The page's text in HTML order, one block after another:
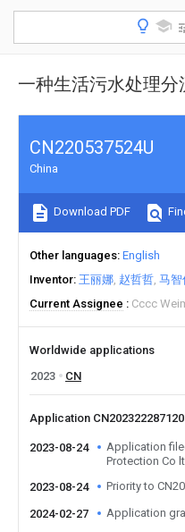
一种生活污水处理分
CN220537524U
China
Download PDF
Other languages English
Inventor 王丽娜 赵哲哲 马智
Current Assignee
Cccc
Worldwide applications
2023
CN
Application
2023-08-24
Application
Protection Co
2023-08-24
Priority to
2024-02-27 Application